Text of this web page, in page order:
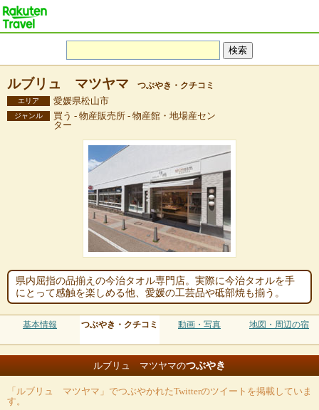
ルブリュ マツヤマ つぶやき・クチコミ
エリア 愛媛県松山市
ジャンル
買う - 物産販売所 - 物産館・地場産セン
ター
県内屈指の品揃えの今治タオル専門店。実際に今治タオルを手
にとって感触を楽しめる他、愛媛の工芸品や砥部焼も揃う。
基本情報 つぶやき・クチコミ 動画・写真 地図・周辺の宿
ルブリュ マツヤマのつぶやき
「ルブリュ マツヤマ」でつぶやかれたTwitterのツイートを掲載していま
す。